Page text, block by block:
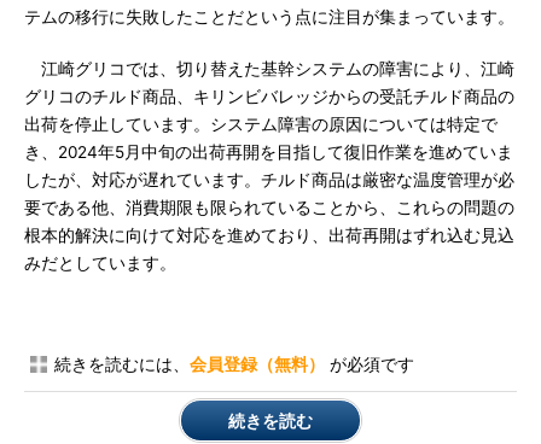
テムの移行に失敗したことだという点に注目が集まっています。
江崎グリコでは、切り替えた基幹システムの障害により、江崎
グリコのチルド商品、キリンビバレッジからの受託チルド商品の
出荷を停止しています。システム障害の原因については特定で
き、2024年5月中旬の出荷再開を目指して復旧作業を進めていま
したが、対応が遅れています。チルド商品は厳密な温度管理が必
要である他、消費期限も限られていることから、これらの問題の
根本的解決に向けて対応を進めており、出荷再開はずれ込む見込
みだとしています。
続きを読むには、 会員登録（無料） が必須です
続きを読む